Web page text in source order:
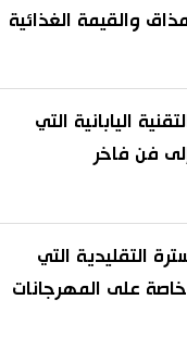
والقيمة الغذائية
اليابانية التي
فن فاخر
التقليدية التي
على المهرجانات